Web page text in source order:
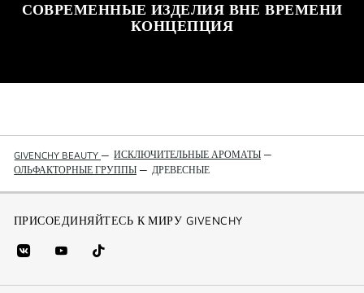
СОВРЕМЕННЫЕ ИЗДЕЛИЯ ВНЕ ВРЕМЕНИ
КОНЦЕПЦИЯ
GIVENCHY BEAUTY — ИСКЛЮЧИТЕЛЬНЫЕ АРОМАТЫ —
ОЛЬФАКТОРНЫЕ ГРУППЫ — ДРЕВЕСНЫЕ
ПРИСОЕДИНЯЙТЕСЬ К МИРУ GIVENCHY
vk
(new
youtube
(новое
Tik
Tok